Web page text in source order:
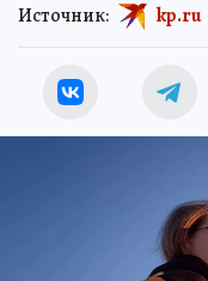
Источник: kp.ru